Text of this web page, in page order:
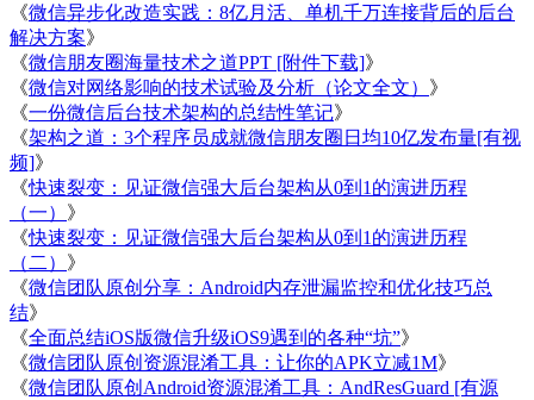
《微信异步化改造实践：8亿月活、单机千万连接背后的后台
解决方案》
《微信朋友圈海量技术之道PPT [附件下载]》
《微信对网络影响的技术试验及分析（论文全文） 》
《一份微信后台技术架构的总结性笔记》
《架构之道：3个程序员成就微信朋友圈日均10亿发布量[有视
频]》
《快速裂变：见证微信强大后台架构从0到1的演进历程
（一） 》
《快速裂变：见证微信强大后台架构从0到1的演进历程
（二） 》
《微信团队原创分享：Android内存泄漏监控和优化技巧总
结》
《全面总结iOS版微信升级iOS9遇到的各种“坑”》
《微信团队原创资源混淆工具：让你的APK立减1M》
《微信团队原创Android资源混淆工具：AndResGuard [有源